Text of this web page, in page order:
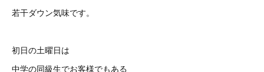
若干ダウン気味です。
初日の土曜日は
中学の同級生でお客様でもある